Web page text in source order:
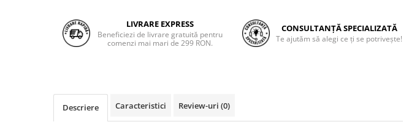
LIVRARE EXPRESS
Beneficiezi de livrare gratuită pentru
comenzi mai mari de 299 RON.
CONSULTANȚĂ SPECIALIZATĂ
Te ajutăm să alegi ce ți se potrivește!
Descriere Caracteristici Review-uri (0)